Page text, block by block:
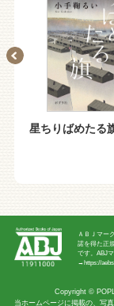
星ちりばめたる
ＡＢＪマー
諾を得た正
です。ABJ
→ https://
Copyright ©
当ホームページに掲載の、写